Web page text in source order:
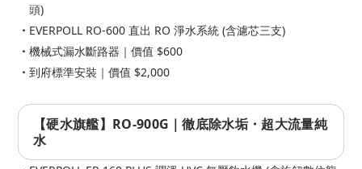
頭)
EVERPOLL RO-600 直出 RO 淨水系統 (含濾芯三支)
機械式漏水斷路器｜價值 $600
到府標準安裝｜價值 $2,000
【硬水旗艦】RO-900G｜徹底除水垢・超大流量純
水